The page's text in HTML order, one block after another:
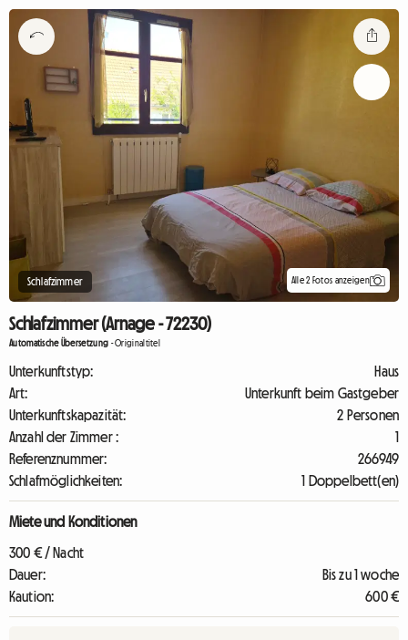
Schlafzimmer Alle 2 Fotos anzeigen
Schlafzimmer (Arnage - 72230)
Automatische Übersetzung -Originaltitel
Unterkunftstyp:
Haus
Art:
Unterkunft beim Gastgeber
Unterkunftskapazität:
2 Personen
Anzahl der Zimmer :
1
Referenznummer:
266949
Schlafmöglichkeiten:
1 Doppelbett(en)
Miete und Konditionen
300 € / Nacht
Dauer:
Bis zu 1 woche
Kaution:
600 €